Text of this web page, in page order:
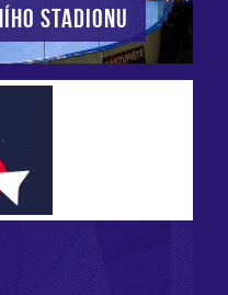
stadionu